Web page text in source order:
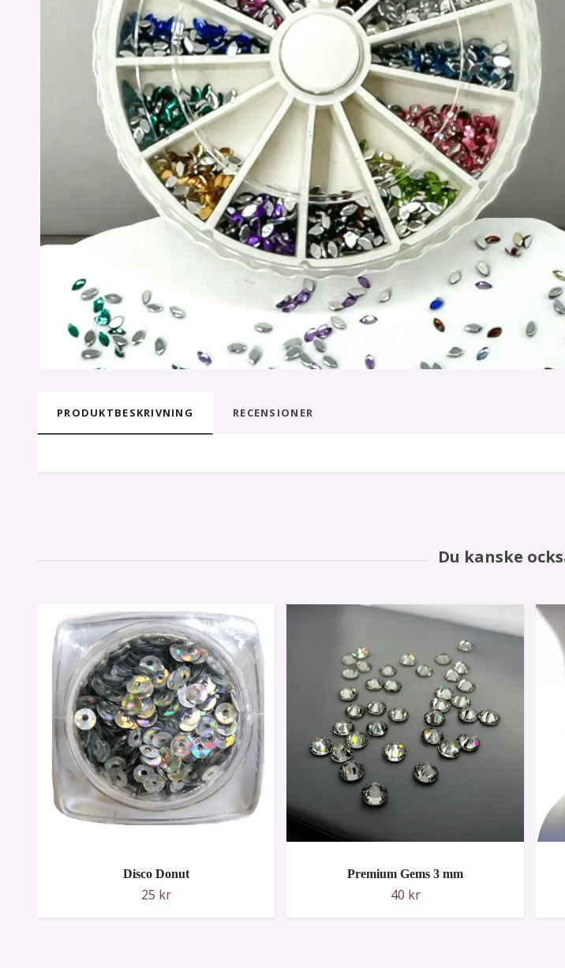
PRODUKTBESKRIVNING RECENSIONER
Disco Donut
25 kr
Premium Gems 3 mm
40 kr